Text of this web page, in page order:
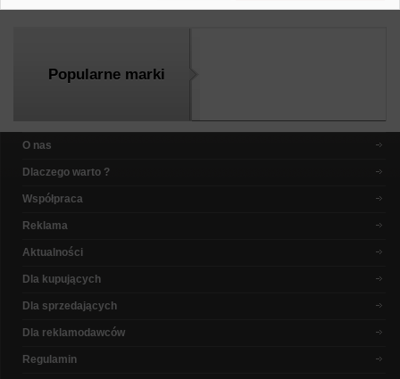
Popularne marki
O nas
Dlaczego warto ?
Współpraca
Reklama
Aktualności
Dla kupujących
Dla sprzedających
Dla reklamodawców
Regulamin
Lista Zaufanych Partnerów (rozwiń)